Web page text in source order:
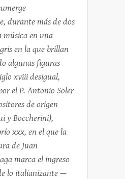
durante más de dos
música en una
en la que brillan
algunas figuras
xviii desigual,
el P. Antonio Soler
de origen
y Boccherini),
xxx, en el que la
de Juan
marca el ingreso
lo italianizante —